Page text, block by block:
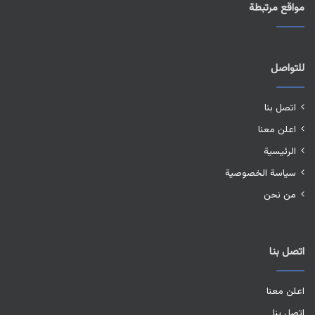
مواقع مرتبطة
للتواصل
اتصل بنا
اعلن معنا
الرئيسية
سياسة الخصوصية
من نحن
اتصل بنا
اعلن معنا